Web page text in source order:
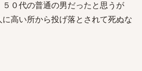
０代の普通の男だったと思うが
高い所から投げ落とされて死ぬな